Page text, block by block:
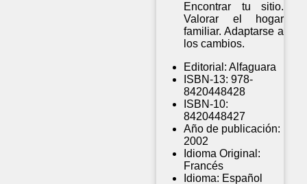
Encontrar tu sitio.
Valorar el hogar
familiar. Adaptarse a
los cambios.
Editorial: Alfaguara
ISBN-13: 978-
8420448428
ISBN-10:
8420448427
Año de publicación:
2002
Idioma Original:
Francés
Idioma: Español